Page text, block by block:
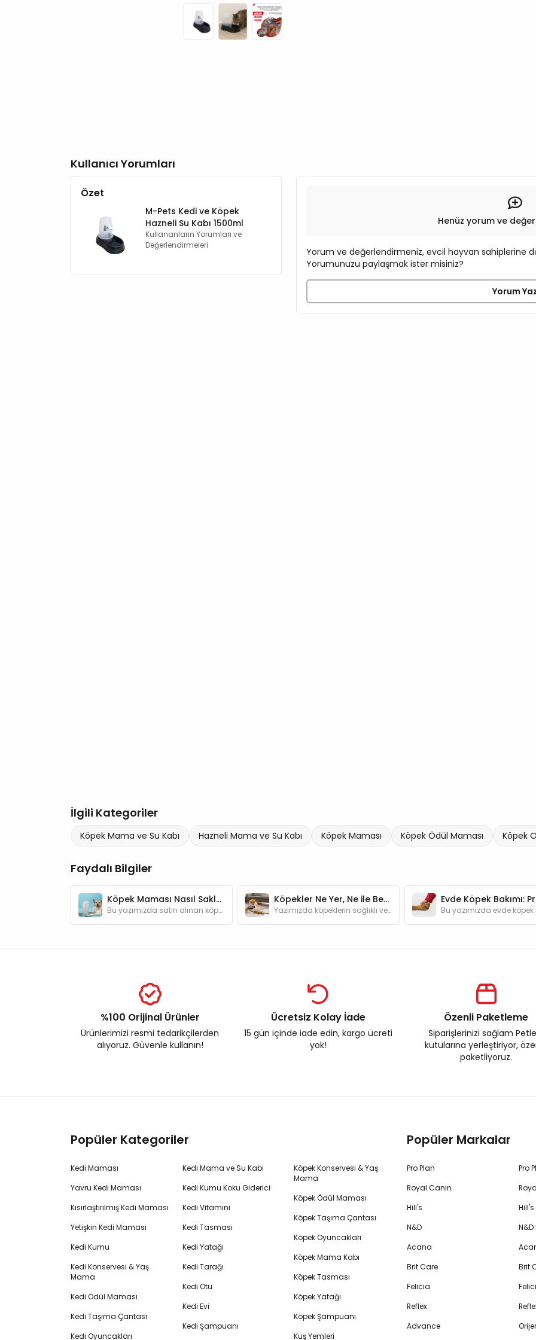
Kullanıcı Yorumları
Özet
M-Pets Kedi ve Köpek
Hazneli Su Kabı 1500ml
Kullananların Yorumları ve
Değerlendirmeleri
Henüz yorum ve
Yorum ve değerlendirmeniz, evcil hayvan sahiplerine
Yorumunuzu paylaşmak ister misiniz?
Yorum
İlgili Kategoriler
Köpek Mama ve Su Kabı Hazneli Mama ve Su Kabı Köpek Maması Köpek Ödül Maması Köpek
Faydalı Bilgiler
Köpek Maması Nasıl Saklanır? Saklarken Sıkça Yapılan Hatalar
Bu yazımızda satın alınan köpek mamalarının ideal depolanma şartları hakkında bilgi bulabilirsiniz.
Köpekler Ne Yer, Ne ile Beslenir?
Yazımızda köpeklerin sağlıklı ve dengeli beslenmesi için gerekli besin grupları hakkında bilgi ve "Köpekler ne yer?" sorusunun yanıtlar bulabilirsiniz
%100 Orijinal Ürünler
Ürünlerimizi resmi tedarikçilerden
alıyoruz. Güvenle kullanın!
Ücretsiz Kolay İade
15 gün içinde iade edin, kargo ücreti
yok!
Özenli Paketleme
Siparişlerinizi sağlam
kutularına yerleştiriyor,
paketliyoruz.
Popüler Kategoriler
Kedi Maması
Yavru Kedi Maması
Kısırlaştırılmış Kedi Maması
Yetişkin Kedi Maması
Kedi Kumu
Kedi Konservesi & Yaş
Mama
Kedi Ödül Maması
Kedi Taşıma Çantası
Kedi Oyuncakları
Kedi Mama ve Su Kabı
Kedi Kumu Koku Giderici
Kedi Vitamini
Kedi Tasması
Kedi Yatağı
Kedi Tarağı
Kedi Otu
Kedi Evi
Kedi Şampuanı
Köpek Konservesi & Yaş
Mama
Köpek Ödül Maması
Köpek Taşıma Çantası
Köpek Oyuncakları
Köpek Mama Kabı
Köpek Tasması
Köpek Yatağı
Köpek Şampuanı
Kuş Yemleri
Popüler Markalar
Pro Plan
Royal Canin
Hill's
N&D
Acana
Brit Care
Felicia
Reflex
Advance
Pro
Brit